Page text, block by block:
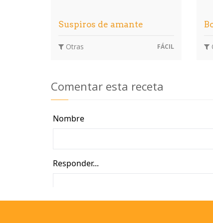
Suspiros de amante
Otras FÁCIL
Comentar esta receta